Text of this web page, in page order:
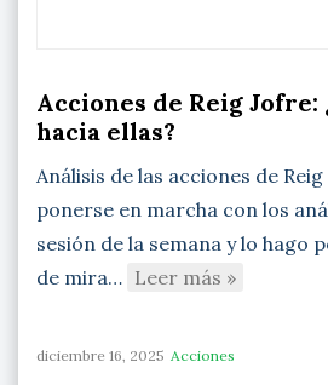
Acciones de Reig
hacia ellas?
Análisis de las acciones de
ponerse en marcha con los
sesión de la semana y lo hago
de mira… Leer más »
diciembre 16, 2025 Acciones